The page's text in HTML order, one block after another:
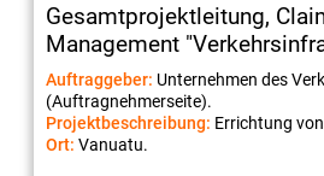
Gesamtprojektleitung,
Management
Auftraggeber: Unternehmen des
(Auftragnehmerseite).
Projektbeschreibung: Errichtung
Ort: Vanuatu.